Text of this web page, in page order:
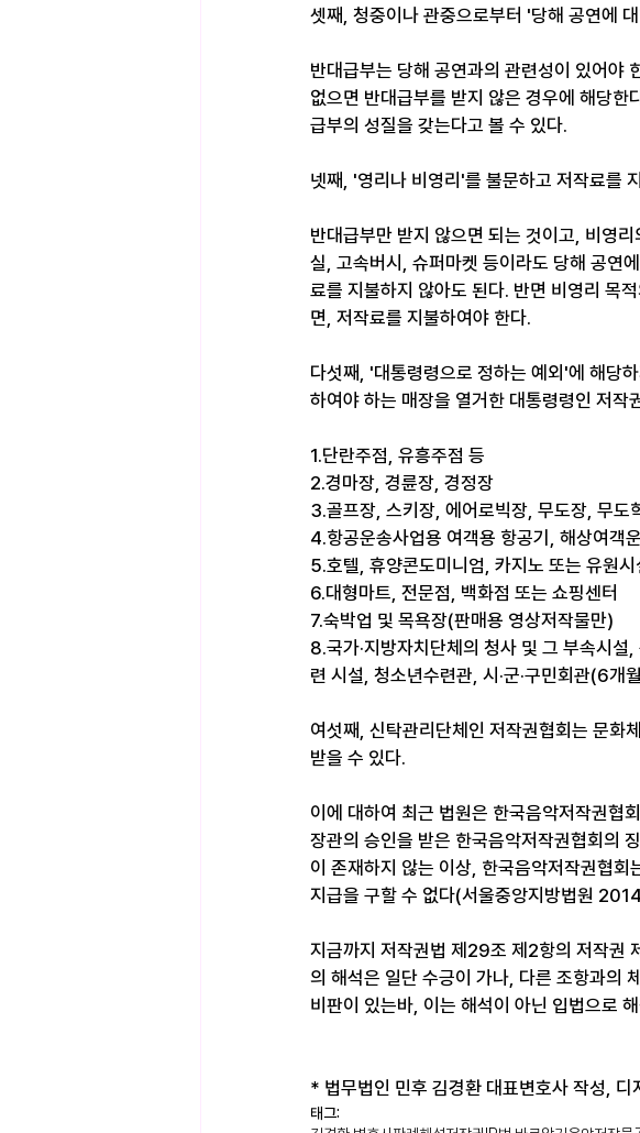
셋째, 청중이나 관중으로부터 '당해 공연에
반대급부는 당해 공연과의 관련성이 있어야
없으면 반대급부를 받지 않은 경우에 해당한
급부의 성질을 갖는다고 볼 수 있다.
넷째, '영리나 비영리'를 불문하고 저작료를
반대급부만 받지 않으면 되는 것이고, 비영
실, 고속버시, 슈퍼마켓 등이라도 당해 공연
료를 지불하지 않아도 된다. 반면 비영리 목
면, 저작료를 지불하여야 한다.
다섯째, '대통령령으로 정하는 예외'에 해당
하여야 하는 매장을 열거한 대통령령인 저작
1.단란주점, 유흥주점 등
2.경마장, 경륜장, 경정장
3.골프장, 스키장, 에어로빅장, 무도장, 무도
4.항공운송사업용 여객용 항공기, 해상여객
5.호텔, 휴양콘도미니엄, 카지노 또는 유원시
6.대형마트, 전문점, 백화점 또는 쇼핑센터
7.숙박업 및 목욕장(판매용 영상저작물만)
8.국가·지방자치단체의 청사 및 그 부속시
련 시설, 청소년수련관, 시·군·구민회관(6개
여섯째, 신탁관리단체인 저작권협회는 문화
받을 수 있다.
이에 대하여 최근 법원은 한국음악저작권협
장관의 승인을 받은 한국음악저작권협회의
이 존재하지 않는 이상, 한국음악저작권협회
지급을 구할 수 없다(서울중앙지방법원
지금까지 저작권법 제29조 제2항의 저작권
의 해석은 일단 수긍이 가나, 다른 조항과의
비판이 있는바, 이는 해석이 아닌 입법으로
* 법무법인 민후 김경환 대표변호사 작성,
태그: